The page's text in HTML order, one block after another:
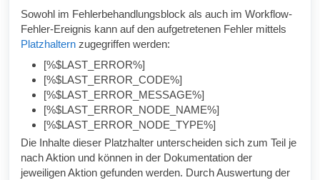
Sowohl im Fehlerbehandlungsblock als auch im Workflow-
Fehler-Ereignis kann auf den aufgetretenen Fehler mittels
Platzhaltern zugegriffen werden:
[%$LAST_ERROR%]
[%$LAST_ERROR_CODE%]
[%$LAST_ERROR_MESSAGE%]
[%$LAST_ERROR_NODE_NAME%]
[%$LAST_ERROR_NODE_TYPE%]
Die Inhalte dieser Platzhalter unterscheiden sich zum Teil je
nach Aktion und können in der Dokumentation der
jeweiligen Aktion gefunden werden. Durch Auswertung der